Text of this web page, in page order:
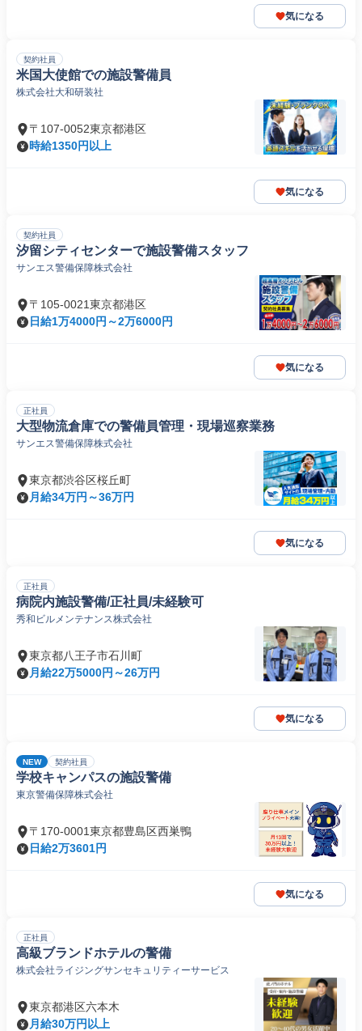
気になる
契約社員
米国大使館での施設警備員
株式会社大和研装社
〒107-0052東京都港区
時給1350円以上
気になる
契約社員
汐留シティセンターで施設警備スタッフ
サンエス警備保障株式会社
〒105-0021東京都港区
日給1万4000円～2万6000円
気になる
正社員
大型物流倉庫での警備員管理・現場巡察業務
サンエス警備保障株式会社
東京都渋谷区桜丘町
月給34万円～36万円
気になる
正社員
病院内施設警備/正社員/未経験可
秀和ビルメンテナンス株式会社
東京都八王子市石川町
月給22万5000円～26万円
気になる
NEW 契約社員
学校キャンパスの施設警備
東京警備保障株式会社
〒170-0001東京都豊島区西巣鴨
日給2万3601円
気になる
正社員
高級ブランドホテルの警備
株式会社ライジングサンセキュリティーサービス
東京都港区六本木
月給30万円以上